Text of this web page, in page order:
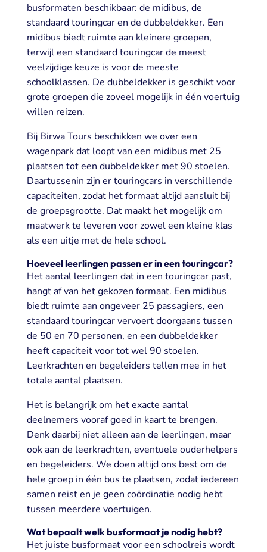
busformaten beschikbaar: de midibus, de
standaard touringcar en de dubbeldekker. Een
midibus biedt ruimte aan kleinere groepen,
terwijl een standaard touringcar de meest
veelzijdige keuze is voor de meeste
schoolklassen. De dubbeldekker is geschikt voor
grote groepen die zoveel mogelijk in één voertuig
willen reizen.
Bij Birwa Tours beschikken we over een
wagenpark dat loopt van een midibus met 25
plaatsen tot een dubbeldekker met 90 stoelen.
Daartussenin zijn er touringcars in verschillende
capaciteiten, zodat het formaat altijd aansluit bij
de groepsgrootte. Dat maakt het mogelijk om
maatwerk te leveren voor zowel een kleine klas
als een uitje met de hele school.
Hoeveel leerlingen passen er in een touringcar?
Het aantal leerlingen dat in een touringcar past,
hangt af van het gekozen formaat. Een midibus
biedt ruimte aan ongeveer 25 passagiers, een
standaard touringcar vervoert doorgaans tussen
de 50 en 70 personen, en een dubbeldekker
heeft capaciteit voor tot wel 90 stoelen.
Leerkrachten en begeleiders tellen mee in het
totale aantal plaatsen.
Het is belangrijk om het exacte aantal
deelnemers vooraf goed in kaart te brengen.
Denk daarbij niet alleen aan de leerlingen, maar
ook aan de leerkrachten, eventuele ouderhelpers
en begeleiders. We doen altijd ons best om de
hele groep in één bus te plaatsen, zodat iedereen
samen reist en je geen coördinatie nodig hebt
tussen meerdere voertuigen.
Wat bepaalt welk busformaat je nodig hebt?
Het juiste busformaat voor een schoolreis wordt